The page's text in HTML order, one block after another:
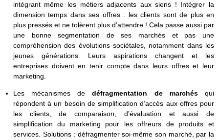
intégrant même les métiers adjacents aux siens ! Intégrer la
dimension temps dans ses offres : les clients sont de plus en
plus pressés et ne tolèrent plus d’attendre ! Cela passe aussi par
une bonne segmentation de ses marchés et pas une
compréhension des évolutions sociétales, notamment dans les
jeunes générations. Leurs aspirations changent et les
entreprises doivent en tenir compte dans leurs offres et leur
marketing.
Les mécanismes dedéfragmentation de marchésqui
répondent à un besoin de simplification d’accès aux offres pour
les clients, de comparaison, d’évaluation et aussi de
simplification du marketing pour les offreurs de produits et
services. Solutions : défragmenter soi-même son marché, par la